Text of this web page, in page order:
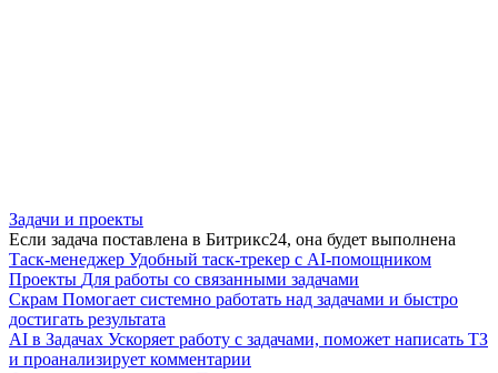
Задачи и проекты
Если задача поставлена в Битрикс24, она будет выполнена
Таск-менеджер Удобный таск-трекер с AI-помощником
Проекты Для работы со связанными задачами
Скрам Помогает системно работать над задачами и быстро
достигать результата
AI в Задачах Ускоряет работу с задачами, поможет написать ТЗ
и проанализирует комментарии